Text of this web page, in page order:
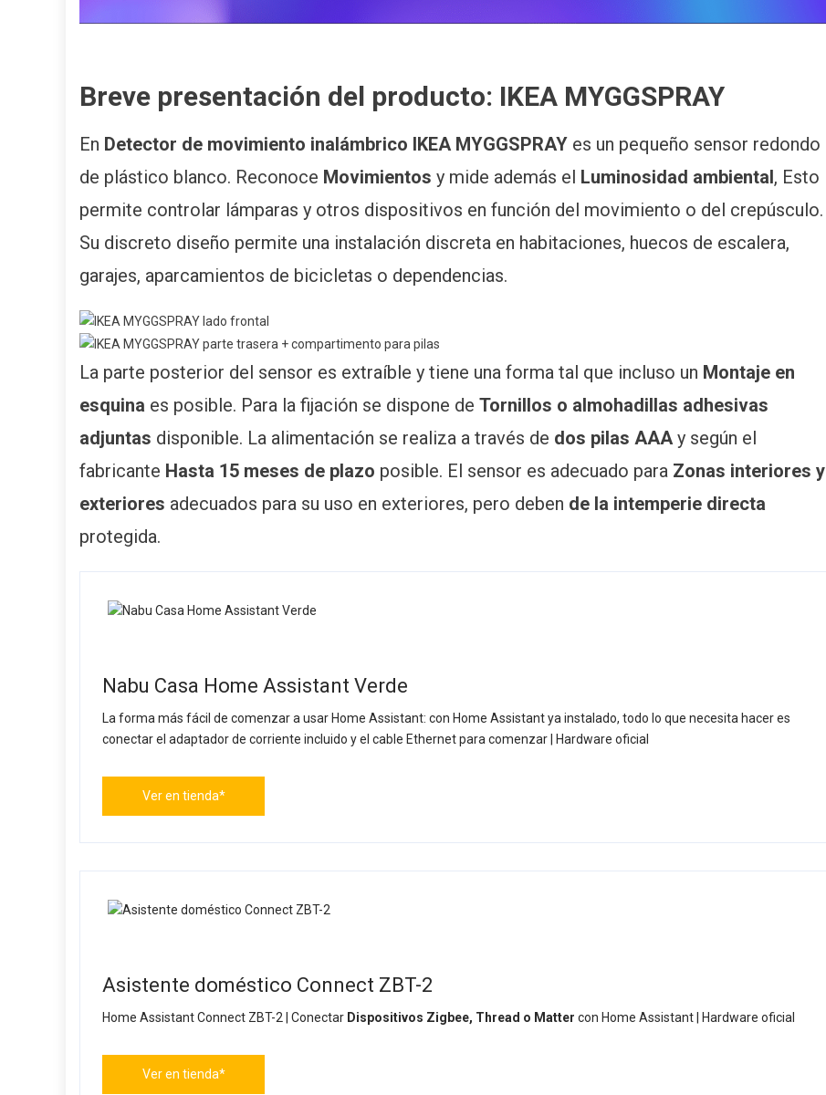
Breve presentación del producto: IKEA MYGGSPRAY
En Detector de movimiento inalámbrico IKEA MYGGSPRAY es un pequeño sensor redondo
de plástico blanco. Reconoce Movimientos y mide además el Luminosidad ambiental, Esto
permite controlar lámparas y otros dispositivos en función del movimiento o del crepúsculo.
Su discreto diseño permite una instalación discreta en habitaciones, huecos de escalera,
garajes, aparcamientos de bicicletas o dependencias.
La parte posterior del sensor es extraíble y tiene una forma tal que incluso un Montaje en
esquina es posible. Para la fijación se dispone de Tornillos o almohadillas adhesivas
adjuntas disponible. La alimentación se realiza a través de dos pilas AAAy según el
fabricante Hasta 15 meses de plazo posible. El sensor es adecuado para Zonas interiores y
exteriores adecuados para su uso en exteriores, pero deben de la intemperie directa
protegida.
Nabu Casa Home Assistant Verde
La forma más fácil de comenzar a usar Home Assistant: con Home Assistant ya instalado, todo lo que necesita hacer es
conectar el adaptador de corriente incluido y el cable Ethernet para comenzar | Hardware oficial
Ver en tienda*
Asistente doméstico Connect ZBT-2
Home Assistant Connect ZBT-2 | Conectar Dispositivos Zigbee, Thread o Matter con Home Assistant | Hardware oficial
Ver en tienda*